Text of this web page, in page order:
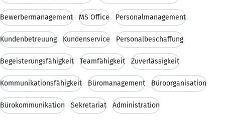
Bewerbermanagement MS Office Personalmanagement
Kundenbetreuung Kundenservice Personalbeschaffung
Begeisterungsfähigkeit Teamfähigkeit Zuverlässigkeit
Kommunikationsfähigkeit Büromanagement Büroorganisation
Bürokommunikation Sekretariat Administration